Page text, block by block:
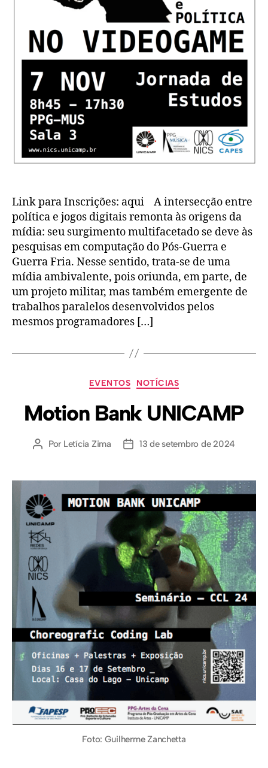
Link para Inscrições: aqui A intersecção entre
política e jogos digitais remonta às origens da
mídia: seu surgimento multifacetado se deve às
pesquisas em computação do Pós-Guerra e
Guerra Fria. Nesse sentido, trata-se de uma
mídia ambivalente, pois oriunda, em parte, de
um projeto militar, mas também emergente de
trabalhos paralelos desenvolvidos pelos
mesmos programadores […]
EVENTOS NOTÍCIAS
Motion Bank UNICAMP
Por Letícia Zima 13 de setembro de 2024
Foto: Guilherme Zanchetta